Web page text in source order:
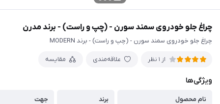
چراغ جلو خودروی سمند سورن - (چپ و راست) - برند مدرن
چراغ جلو خودروی سمند سورن - (چپ و راست) - برند MODERN
از 1 نظر علاقه‌مندی مقایسه
ویژگی‌ها
نام محصول
برند
جهت